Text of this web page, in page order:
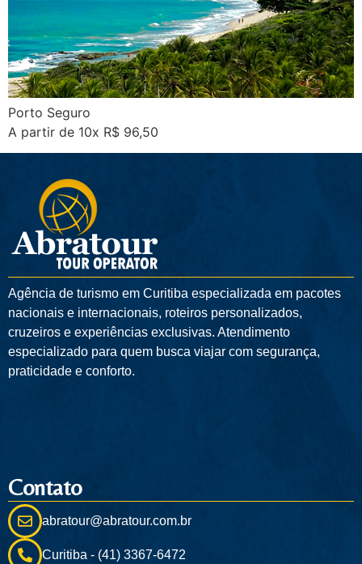
Porto Seguro
A partir de 10x R$ 96,50
Agência de turismo em Curitiba especializada em pacotes
nacionais e internacionais, roteiros personalizados,
cruzeiros e experiências exclusivas. Atendimento
especializado para quem busca viajar com segurança,
praticidade e conforto.
Contato
abratour@abratour.com.br
Curitiba - (41) 3367-6472